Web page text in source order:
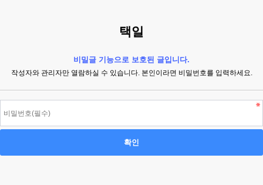
택일
비밀글 기능으로 보호된 글입니다.
작성자와 관리자만 열람하실 수 있습니다. 본인이라면 비밀번호를 입력하세요.